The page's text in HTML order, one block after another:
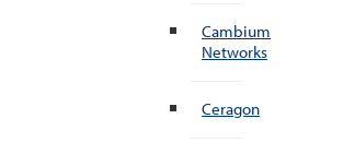
Cambium
Networks
Ceragon